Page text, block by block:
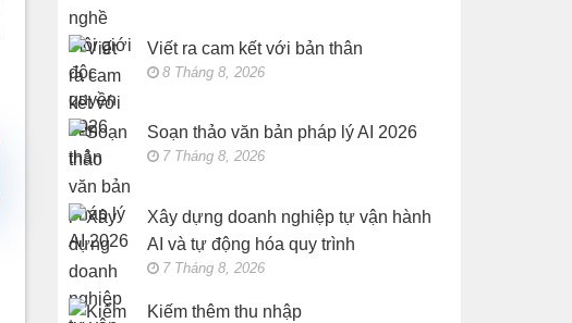
quy
trìnhViết ra cam kết với bản thân
8 Tháng 8, 2026
Soạn thảo văn bản pháp lý AI 2026
7 Tháng 8, 2026
Xây dựng doanh nghiệp tự vận hành
AI và tự động hóa quy trình
7 Tháng 8, 2026
Kiếm thêm thu nhập